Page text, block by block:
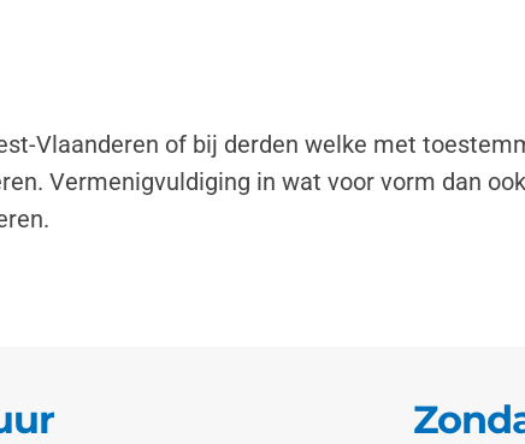
Vlaanderen of bij derden welke met
Vermenigvuldiging in wat voor vorm dan